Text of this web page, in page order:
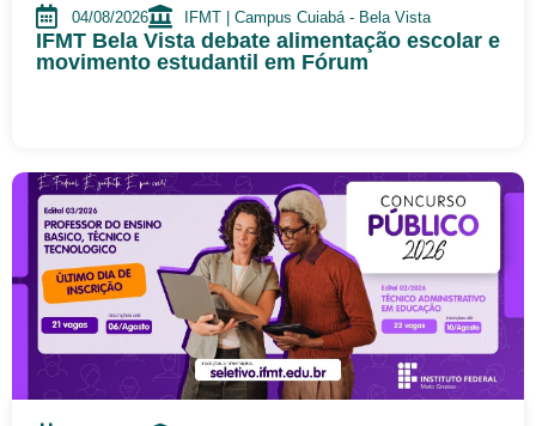
04/08/2026 IFMT | Campus Cuiabá - Bela Vista
IFMT Bela Vista debate alimentação escolar e
movimento estudantil em Fórum